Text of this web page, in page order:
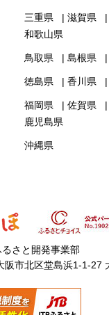
三重県 滋賀県
和歌山県
鳥取県 島根県
徳島県 香川県
福岡県 佐賀県
鹿児島県
沖縄県
さと開発事業部
市北区堂島浜1-1-27